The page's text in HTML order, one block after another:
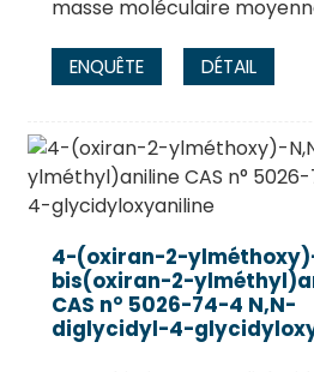
masse moléculaire
ENQUÊTE DÉTAIL
4-(oxiran-2-
bis(oxiran-2-
CAS n° 5026-74-4 N,N-
diglycidyl-4-